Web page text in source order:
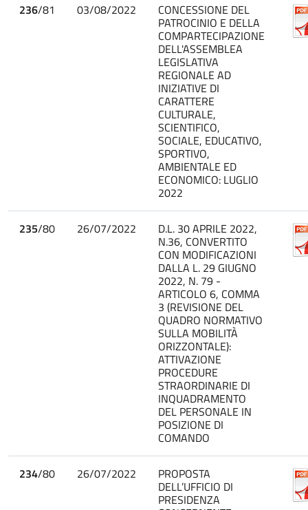
236/81 03/08/2022 CONCESSIONE DEL
PATROCINIO E DELLA
COMPARTECIPAZIONE
DELL'ASSEMBLEA
LEGISLATIVA
REGIONALE AD
INIZIATIVE DI
CARATTERE
CULTURALE,
SCIENTIFICO,
SOCIALE, EDUCATIVO,
SPORTIVO,
AMBIENTALE ED
ECONOMICO: LUGLIO
2022
235/80 26/07/2022 D.L. 30 APRILE 2022,
N.36, CONVERTITO
CON MODIFICAZIONI
DALLA L. 29 GIUGNO
2022, N. 79 -
ARTICOLO 6, COMMA
3 (REVISIONE DEL
QUADRO NORMATIVO
SULLA MOBILITÀ
ORIZZONTALE):
ATTIVAZIONE
PROCEDURE
STRAORDINARIE DI
INQUADRAMENTO
DEL PERSONALE IN
POSIZIONE DI
COMANDO
234/80 26/07/2022 PROPOSTA
DELL’UFFICIO DI
PRESIDENZA